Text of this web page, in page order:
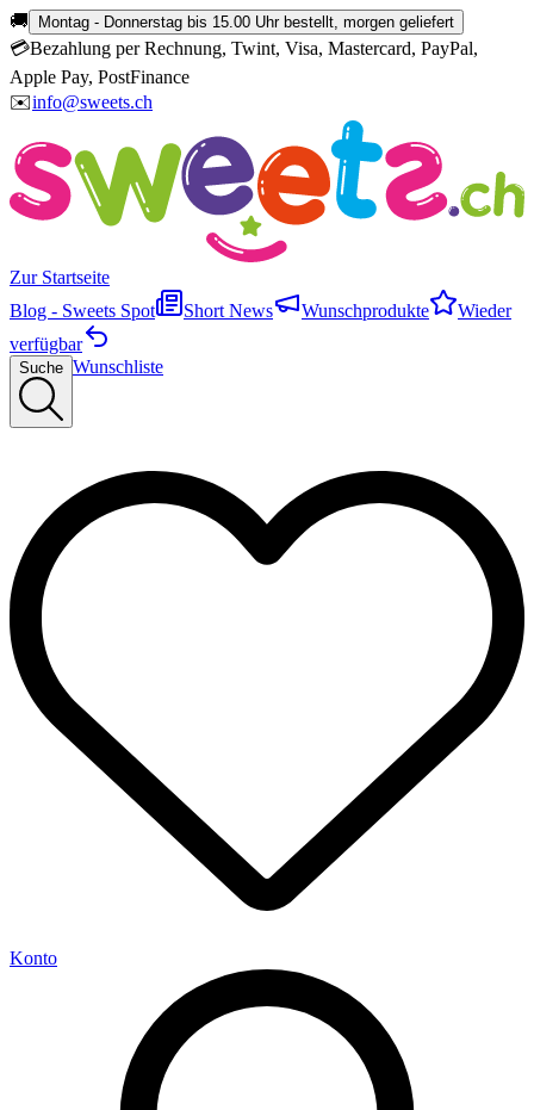
🚚 Montag - Donnerstag bis 15.00 Uhr bestellt, morgen geliefert
💳Bezahlung per Rechnung, Twint, Visa, Mastercard, PayPal,
Apple Pay, PostFinance
✉️info@sweets.ch
Zur Startseite
Blog - Sweets Spot
Short News Wunschprodukte
Wieder
verfügbar
Suche Wunschliste
Konto